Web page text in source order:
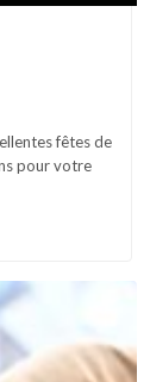
fêtes de
pour votre